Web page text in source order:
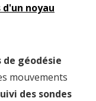
noyau
géodésie
mouvements
des sondes